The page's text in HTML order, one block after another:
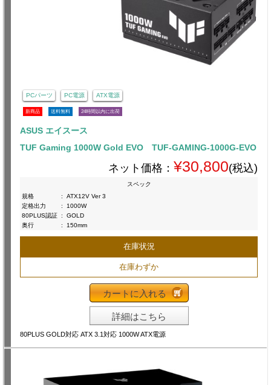
PCパーツ PC電源 ATX電源
新商品 送料無料 24時間以内に出荷
ASUS エイスース
TUF Gaming 1000W Gold EVO TUF-GAMING-1000G-EVO
ネット価格： ¥30,800(税込)
スペック
規格
:
ATX12V Ver 3
定格出力
:
1000W
80PLUS認証 :
GOLD
奥行
: 150mm
在庫状況
在庫わずか
カートに入れる
詳細はこちら
80PLUS GOLD対応 ATX 3.1対応 1000W ATX電源